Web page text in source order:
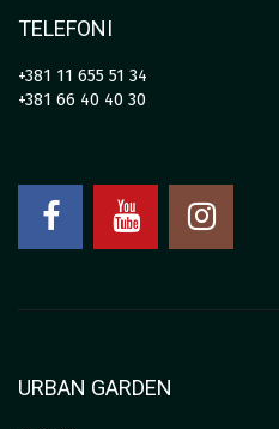
TELEFONI
+381 11 655 51 34
+381 66 40 40 30
URBAN GARDEN